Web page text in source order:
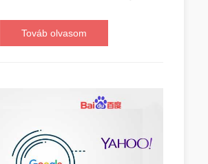
Továb olvasom